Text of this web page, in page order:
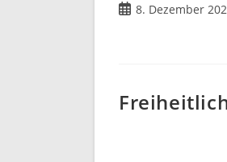
8. Dezember